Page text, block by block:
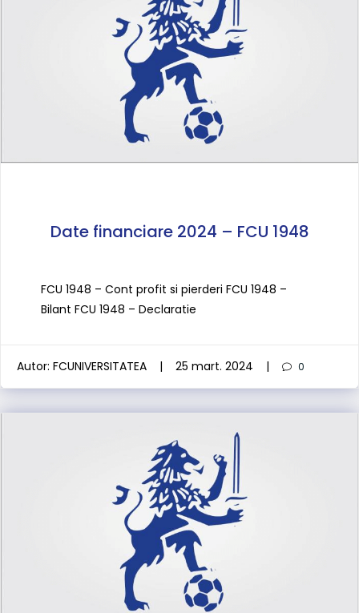
Date financiare 2024 – FCU 1948
FCU 1948 – Cont profit si pierderi FCU 1948 –
Bilant FCU 1948 – Declaratie
Autor: FCUNIVERSITATEA | 25 mart. 2024 | 0